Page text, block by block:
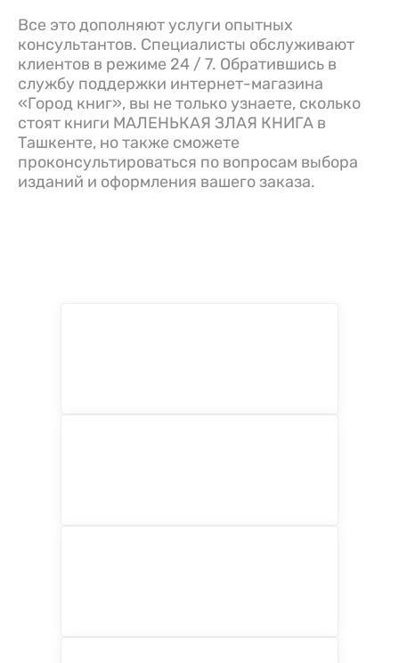
Все это дополняют услуги опытных
консультантов. Специалисты обслуживают
клиентов в режиме 24 / 7. Обратившись в
службу поддержки интернет-магазина
«Город книг», вы не только узнаете, сколько
стоят книги МАЛЕНЬКАЯ ЗЛАЯ КНИГА в
Ташкенте, но также сможете
проконсультироваться по вопросам выбора
изданий и оформления вашего заказа.